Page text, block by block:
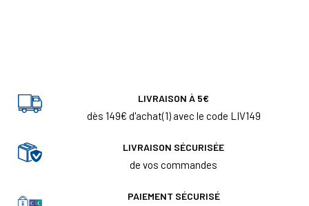
LIVRAISON À 5€
dès 149€ d'achat(1) avec le code LIV149
LIVRAISON SÉCURISÉE
de vos commandes
PAIEMENT SÉCURISÉ